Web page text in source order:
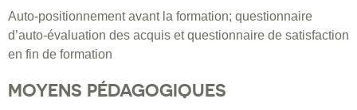
Auto-positionnement avant la formation; questionnaire
d’auto-évaluation des acquis et questionnaire de satisfaction
en fin de formation
MOYENS PÉDAGOGIQUES